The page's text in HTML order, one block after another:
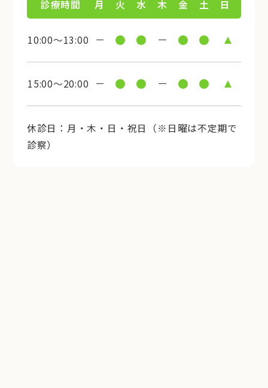
診療時間 月 火 水 木 金 土 日
10:00～13:00
15:00～20:00
休診日：月・木・日・祝日（※日曜は不定期で
診察）